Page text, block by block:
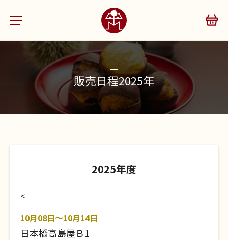
販売日程2025年
2025年度
<
10月08日～10月14日
日本橋高島屋Ｂ1